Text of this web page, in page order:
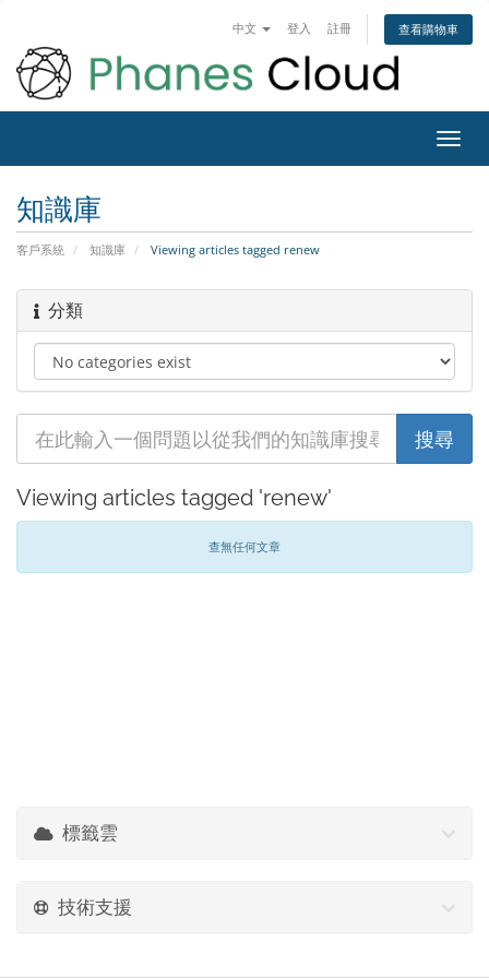
中文 登入 註冊 查看購物車
知識庫
客戶系統 知識庫 Viewing articles tagged renew
分類
Viewing articles tagged 'renew'
查無任何文章
標籤雲
技術支援